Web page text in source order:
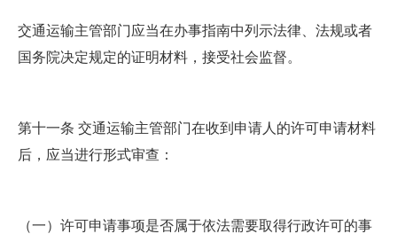
交通运输主管部门应当在办事指南中列示法律、法规或者
国务院决定规定的证明材料，接受社会监督。
第十一条 交通运输主管部门在收到申请人的许可申请材料
后，应当进行形式审查：
（一）许可申请事项是否属于依法需要取得行政许可的事